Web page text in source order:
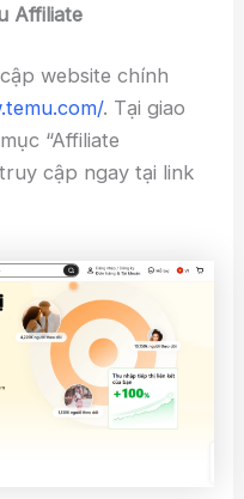
Affiliate
website chính
. Tại giao
“Affiliate
cập ngay tại link